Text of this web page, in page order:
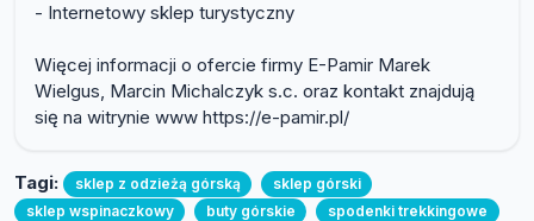
- Internetowy sklep turystyczny
Więcej informacji o ofercie firmy E-Pamir Marek
Wielgus, Marcin Michalczyk s.c. oraz kontakt znajdują
się na witrynie www https://e-pamir.pl/
Tagi: sklep z odzieżą górską
sklep górski
sklep wspinaczkowy
buty górskie spodenki trekkingowe